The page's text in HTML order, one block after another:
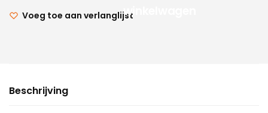
winkelwagen
Voeg toe aan verlanglijst
Beschrijving